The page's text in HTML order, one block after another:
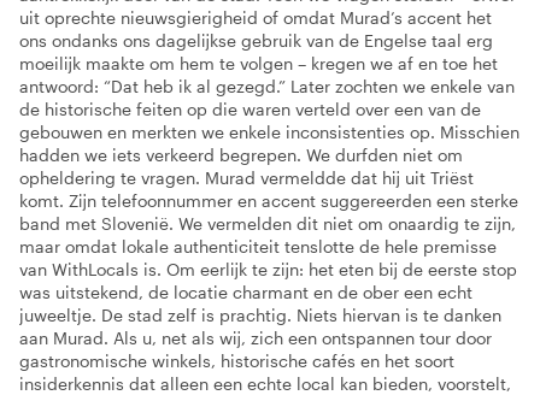
uit oprechte nieuwsgierigheid of omdat Murad’s accent het
ons ondanks ons dagelijkse gebruik van de Engelse taal erg
moeilijk maakte om hem te volgen – kregen we af en toe het
antwoord: “Dat heb ik al gezegd.” Later zochten we enkele van
de historische feiten op die waren verteld over een van de
gebouwen en merkten we enkele inconsistenties op. Misschien
hadden we iets verkeerd begrepen. We durfden niet om
opheldering te vragen. Murad vermeldde dat hij uit Triëst
komt. Zijn telefoonnummer en accent suggereerden een sterke
band met Slovenië. We vermelden dit niet om onaardig te zijn,
maar omdat lokale authenticiteit tenslotte de hele premisse
van WithLocals is. Om eerlijk te zijn: het eten bij de eerste stop
was uitstekend, de locatie charmant en de ober een echt
juweeltje. De stad zelf is prachtig. Niets hiervan is te danken
aan Murad. Als u, net als wij, zich een ontspannen tour door
gastronomische winkels, historische cafés en het soort
insiderkennis dat alleen een echte local kan bieden, voorstelt,